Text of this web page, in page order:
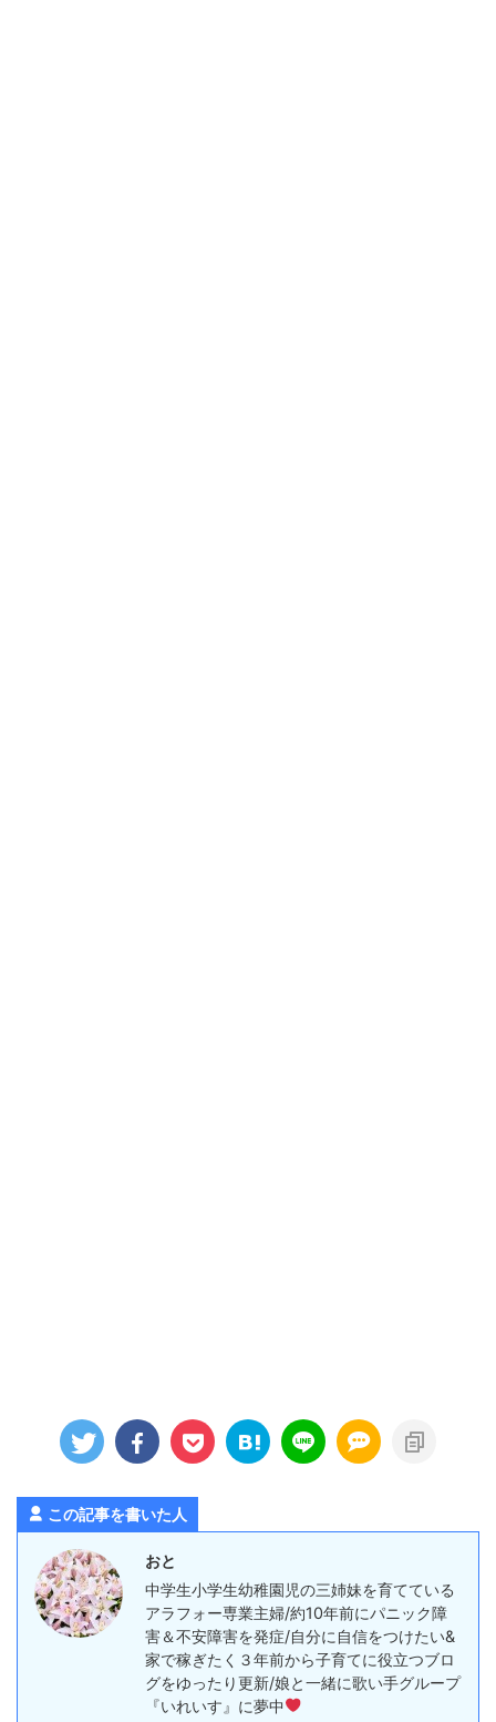
この記事を書いた人
おと
中学生小学生幼稚園児の三姉妹を育てている
アラフォー専業主婦/約10年前にパニック障
害＆不安障害を発症/自分に自信をつけたい&
家で稼ぎたく３年前から子育てに役立つブロ
グをゆったり更新/娘と一緒に歌い手グループ
『いれいす』に夢中